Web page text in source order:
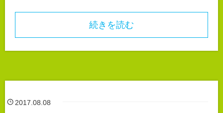
続きを読む
2017.08.08